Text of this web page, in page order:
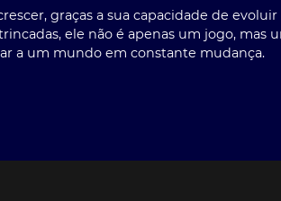
graças a sua capacidade de
ele não é apenas um jogo, mas
a um mundo em constante mudança.